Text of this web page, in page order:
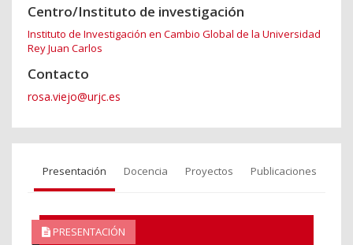
Centro/Instituto de investigación
Instituto de Investigación en Cambio Global de la Universidad
Rey Juan Carlos
Contacto
rosa.viejo@urjc.es
Presentación Docencia Proyectos Publicaciones
PRESENTACIÓN